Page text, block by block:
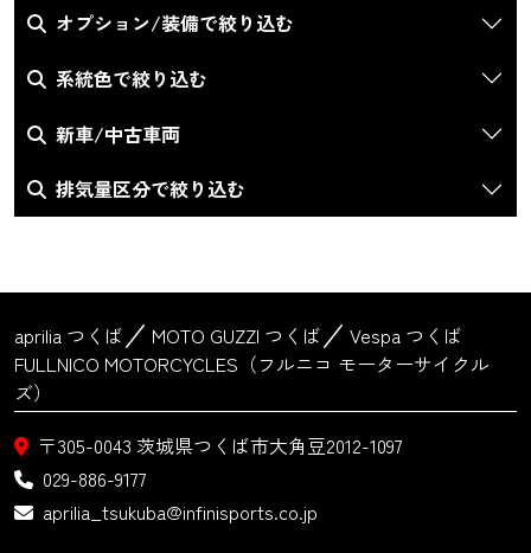
オプション/装備で絞り込む
系統色で絞り込む
新車/中古車両
排気量区分で絞り込む
aprilia つくば MOTO GUZZI つくば
Vespa つくば
FULLNICO MOTORCYCLES（フルニコ モーターサイクル
ズ）
〒305-0043 茨城県つくば市大角豆2012-1097
029-886-9177
aprilia_tsukuba@infinisports.co.jp